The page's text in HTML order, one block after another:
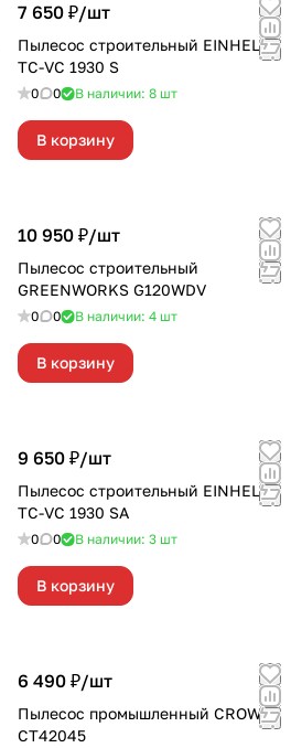
7 650 ₽/шт
Пылесос строительный EINHELL
TC-VC 1930 S
0 0 В наличии: 8 шт
В корзину
10 950 ₽/шт
Пылесос строительный
GREENWORKS G120WDV
0 0 В наличии: 4 шт
В корзину
9 650 ₽/шт
Пылесос строительный EINHELL
TC-VC 1930 SA
0 0 В наличии: 3 шт
В корзину
6 490 ₽/шт
Пылесос промышленный CROWN
CT42045